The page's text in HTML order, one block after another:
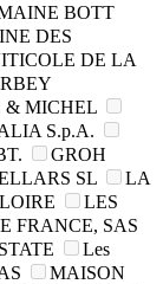
BOTT
DES
DE LA
& MICHEL
S.p.A.
GROH
SL
LA
LES
FRANCE, SAS
Les
MAISON